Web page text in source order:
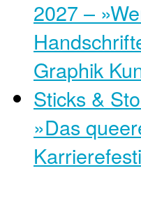
2027 –
Graphik
Sticks &
»Das